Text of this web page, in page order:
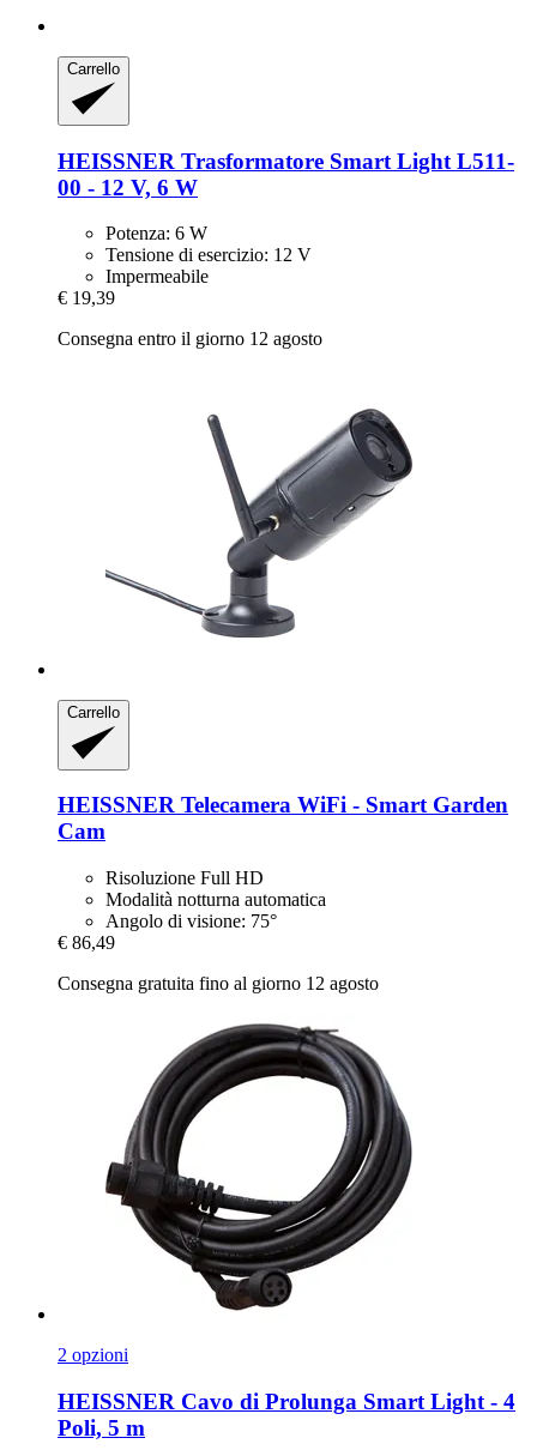
Carrello
HEISSNER Trasformatore Smart Light L511-​
00 -​ 12 V, 6 W
Potenza: 6 W
Tensione di esercizio: 12 V
Impermeabile
€ 19,39
Consegna entro il giorno 12 agosto
Carrello
HEISSNER Telecamera WiFi -​ Smart Garden
Cam
Risoluzione Full HD
Modalità notturna automatica
Angolo di visione: 75°
€ 86,49
Consegna gratuita fino al giorno 12 agosto
2 opzioni
HEISSNER Cavo di Prolunga Smart Light -​ 4
Poli, 5 m